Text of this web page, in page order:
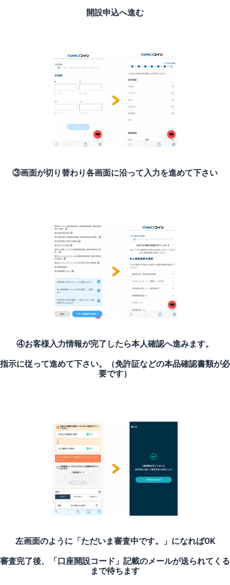
開設申込へ進む
③画面が切り替わり各画面に沿って入力を進めて下さい
④お客様入力情報が完了したら本人確認へ進みます。
指示に従って進めて下さい。（免許証などの本品確認書類が必
要です）
左画面のように「ただいま審査中です。」になればOK
審査完了後、「口座開設コード」記載のメールが送られてくる
まで待ちます